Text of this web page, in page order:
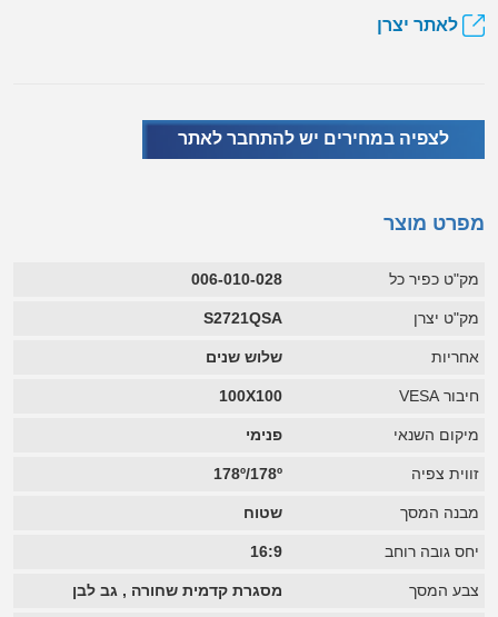
לאתר יצרן
לצפיה במחירים יש להתחבר לאתר
מפרט מוצר
מק"ט כפיר כל 006-010-028
מק"ט יצרן S2721QSA
אחריות שלוש שנים
חיבור VESA 100X100
מיקום השנאי פנימי
זווית צפיה 178º/178º
מבנה המסך שטוח
יחס גובה רוחב 16:9
צבע המסך מסגרת קדמית שחורה , גב לבן